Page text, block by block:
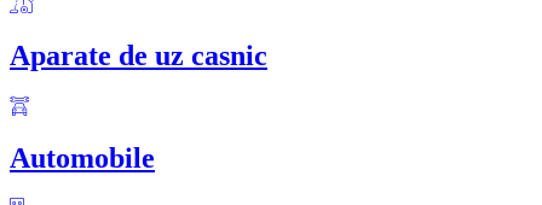
Aparate de uz casnic
Automobile